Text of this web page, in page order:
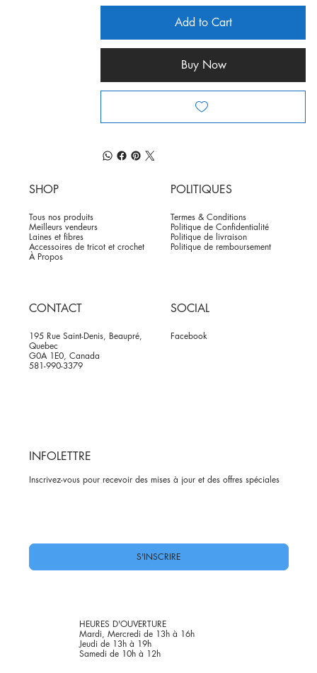
Add to Cart
Buy Now
SHOP
Tous nos produits
Meilleurs vendeurs
Laines et fibres
Accessoires de tricot et crochet
À Propos
POLITIQUES
Termes & Conditions
Politique de Confidentialité
Politique de livraison
Politique de remboursement
CONTACT
195 Rue Saint-Denis, Beaupré,
Quebec
G0A 1E0, Canada
581-990-3379
SOCIAL
Facebook
INFOLETTRE
Inscrivez-vous pour recevoir des mises à jour et des offres spéciales
S'INSCRIRE
HEURES D'OUVERTURE
Mardi, Mercredi de 13h à 16h
Jeudi de 13h à 19h
Samedi de 10h à 12h